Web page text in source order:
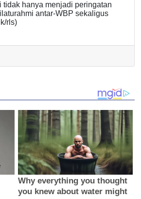
hanya menjadi peringatan
antar-WBP sekaligus
rls)